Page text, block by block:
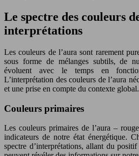
Le spectre des couleurs
interprétations
Les couleurs de l’aura sont rarement
sous forme de mélanges subtils, de
évoluent avec le temps en
L’interprétation des couleurs de l’aura
et une prise en compte du contexte global.
Couleurs primaires
Les couleurs primaires de l’aura –
indicateurs de notre état énergétique.
spectre d’interprétations, allant du